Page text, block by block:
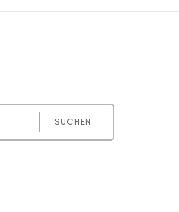
SUCHEN